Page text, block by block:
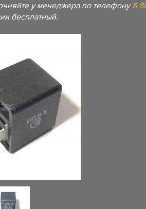
у менеджера по телефону8
бесплатный.